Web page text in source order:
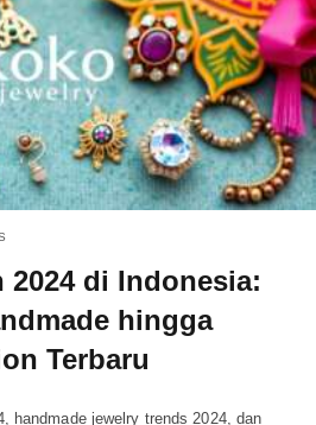
2024 di Indonesia:
hingga
Terbaru
handmade jewelry trends 2024, dan